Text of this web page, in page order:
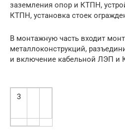
заземления опор и КТПН,
КТПН, установка стоек
В монтажную часть входит
металлоконструкций,
и включение кабельной ЛЭП и
3